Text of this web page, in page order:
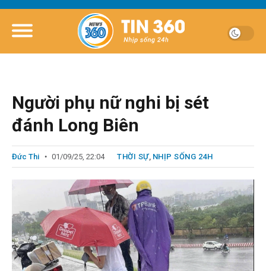
Người phụ nữ nghi bị sét
đánh Long Biên
Đức Thi 01/09/25, 22:04 THỜI SỰ, NHỊP SỐNG 24H